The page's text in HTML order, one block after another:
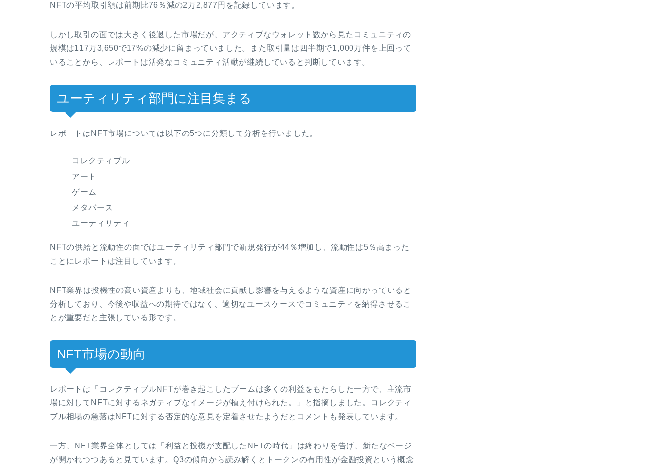
NFTの平均取引額は前期比76％減の2万2,877円を記録しています。
しかし取引の面では大きく後退した市場だが、アクティブなウォレット数から見たコミュニティの
規模は117万3,650で17%の減少に留まっていました。また取引量は四半期で1,000万件を上回って
いることから、レポートは活発なコミュニティ活動が継続していると判断しています。
ユーティリティ部門に注目集まる
レポートはNFT市場については以下の5つに分類して分析を行いました。
コレクティブル
アート
ゲーム
メタバース
ユーティリティ
NFTの供給と流動性の面ではユーティリティ部門で新規発行が44％増加し、流動性は5％高まった
ことにレポートは注目しています。
NFT業界は投機性の高い資産よりも、地域社会に貢献し影響を与えるような資産に向かっていると
分析しており、今後や収益への期待ではなく、適切なユースケースでコミュニティを納得させるこ
とが重要だと主張している形です。
NFT市場の動向
レポートは「コレクティブルNFTが巻き起こしたブームは多くの利益をもたらした一方で、主流市
場に対してNFTに対するネガティブなイメージが植え付けられた。」と指摘しました。コレクティ
ブル相場の急落はNFTに対する否定的な意見を定着させたようだとコメントも発表しています。
一方、NFT業界全体としては「利益と投機が支配したNFTの時代」は終わりを告げ、新たなページ
が開かれつつあると見ています。Q3の傾向から読み解くとトークンの有用性が金融投資という概念